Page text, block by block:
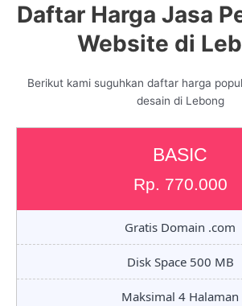
Daftar Harga Jasa
Website di
Berikut kami suguhkan daftar harga
desain di Lebong
BASIC
Rp. 770.000
Gratis Domain .com
Disk Space 500 MB
Maksimal 4 Halaman